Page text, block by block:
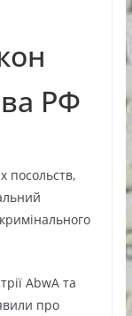
РФ
посольств,
AbwA та
про